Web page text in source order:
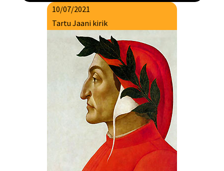
10/07/2021
Tartu Jaani kirik